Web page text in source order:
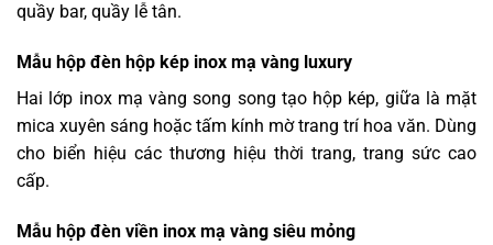
quầy bar, quầy lễ tân.
Mẫu hộp đèn hộp kép inox mạ vàng luxury
Hai lớp inox mạ vàng song song tạo hộp kép, giữa là mặt
mica xuyên sáng hoặc tấm kính mờ trang trí hoa văn. Dùng
cho biển hiệu các thương hiệu thời trang, trang sức cao
cấp.
Mẫu hộp đèn viền inox mạ vàng siêu mỏng